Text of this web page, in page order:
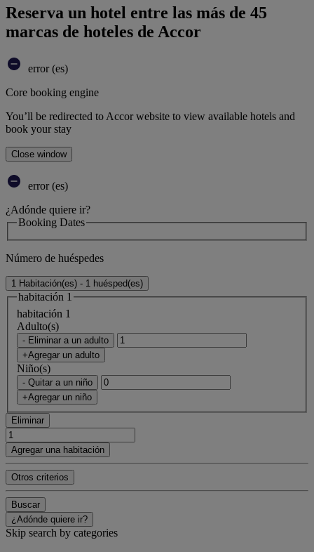
Reserva un hotel entre las más de 45
marcas de hoteles de Accor
error (es)
Core booking engine
You’ll be redirected to Accor website to view available hotels and
book your stay
Close window
error (es)
¿Adónde quiere ir?
Booking Dates
Número de huéspedes
1 Habitación(es) - 1 huésped(es)
habitación 1
habitación 1
Adulto(s)
- Eliminar a un adulto
+Agregar un adulto
Niño(s)
- Quitar a un niño
+Agregar un niño
Eliminar
Agregar una habitación
Otros criterios
Buscar
¿Adónde quiere ir?
Skip search by categories